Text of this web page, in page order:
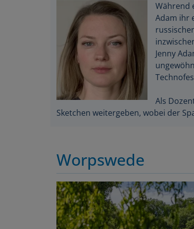
Während
Adam ihr
Jenny
Als
Sketchen weitergeben, wobei der
Worpswede